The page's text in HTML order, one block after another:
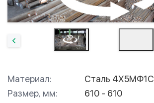
Материал:
Сталь 4Х5МФ1С
Размер, мм:
610 - 610